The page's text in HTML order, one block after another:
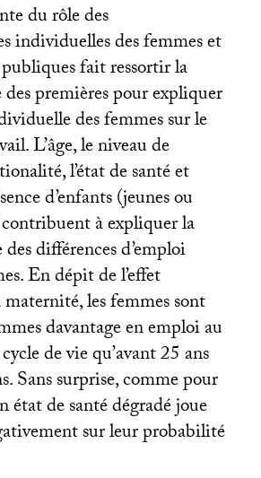
du rôle des
individuelles des femmes et
fait ressortir la
premières pour expliquer
des femmes sur le
L’âge, le niveau de
l’état de santé et
d’enfants (jeunes ou
à expliquer la
différences d’emploi
En dépit de l’effet
les femmes sont
davantage en emploi au
de vie qu’avant 25 ans
Sans surprise, comme pour
état de santé dégradé joue
sur leur probabilité